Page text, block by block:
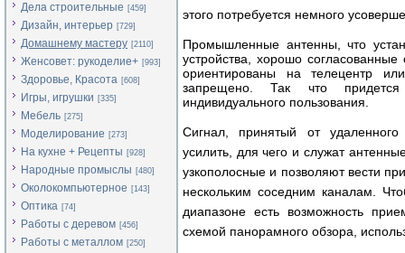
Дела строительные [459]
Дизайн, интерьер [729]
Домашнему мастеру [2110]
Женсовет: рукоделие+ [993]
Здоровье, Красота [608]
Игры, игрушки [335]
Мебель [275]
Моделирование [273]
На кухне + Рецепты [928]
Народные промыслы [480]
Околокомпьютерное [143]
Оптика [74]
Работы с деревом [456]
Работы с металлом [250]
этого потребуется немного
Промышленные антенны, что
устройства, хорошо
ориентированы на телецентр
запрещено. Так что
индивидуального пользования.
Сигнал, принятый от
усилить, для чего и служат
узкополосные и позволяют вести
нескольким соседним каналам.
диапазоне есть возможность
схемой панорамного обзора,